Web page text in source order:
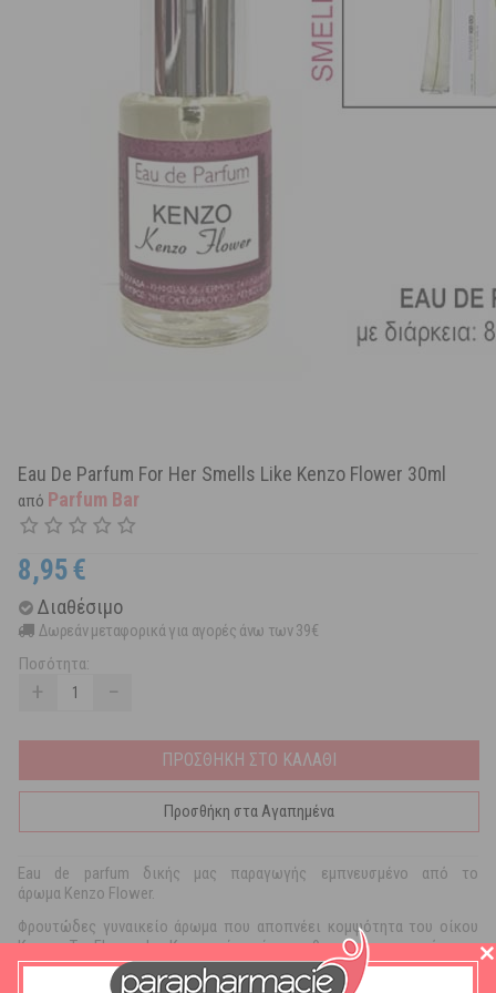
Eau De Parfum For Her Smells Like Kenzo Flower 30ml
από Parfum Bar
8,95€
Διαθέσιμο
Δωρεάν μεταφορικά για αγορές άνω των 39€
Ποσότητα:
+ −
ΠΡΟΣΘΗΚΗ ΣΤΟ ΚΑΛΑΘΙ
Προσθήκη στα Αγαπημένα
Eau de parfum δικής μας παραγωγής εμπνευσμένο από το
άρωμα Kenzo Flower.
Φρουτώδες γυναικείο άρωμα που αποπνέει κομψότητα του οίκου
Kenzo. Το Flower by Kenzo είναι ένα αισθησιακό και απρόσμενο
άρωμα λουλουδιών ιδανικό για γυναίκες που επιζητούν τον
αισθησιασμό συνυφασμένο με τη κομψότητα. Οι νότες κορυφής είναι